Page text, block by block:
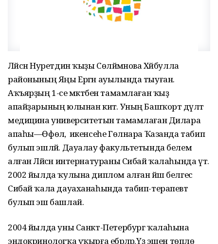
Ләйсән Нуретдин ҡыҙы Сөләймәнова Хәйбулла
районының Яңы Ергән ауылында тыуған.
Аҡъярҙың 1-се мәктәбен тамамлаған ҡыҙ
апайҙарының юлынан китә. Уның Башҡорт дәүләт
медицина университетын тамамлаған Дилара
апаһы—Өфөлә, ә икенсеһе Гөлнара Ҡазанда табип
булып эшләй. Дауалау факультетында белем
алған Ләйсән интернатураны Сибай ҡалаһында үтә.
2002 йылда ҡулына диплом алған йәш белгес
Сибай ҡала дауаханаһында табип-терапевт
булып эш башлай.
2004 йылда уны Санкт-Петербург ҡалаһына
эндокринологҡа уҡырға ебәрәләр.Үҙ эшен төплө